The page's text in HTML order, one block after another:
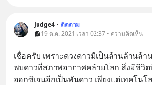
Judge4 • ติดตาม
19 ต.ค. 2021 เวลา 02:37 • ความคิดเห็น
เชื่อครับ เพราะดวงดาวมีเป็นล้านล้านล้
พบดาวที่สภาพอากาศคล้ายโลก สิ่งมีชีวิ
ออกซิเจนอีกเป็นพันดาว เพียงแต่เทคโนโ